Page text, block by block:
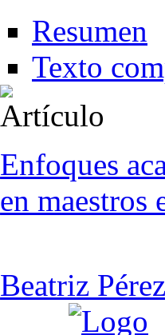
Resumen
Texto
Enfoques
en
Beatriz